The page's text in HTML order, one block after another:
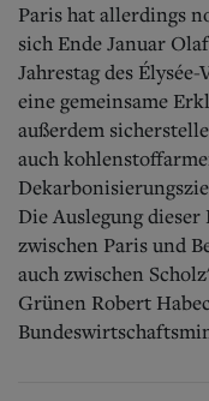
Paris hat allerdings
sich Ende Januar
Jahrestag des
eine gemeinsame
außerdem
auch
Die Auslegung
zwischen Paris und
auch zwischen
Grünen Robert